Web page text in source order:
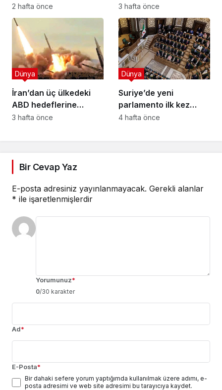
Kalkanı Kuruyor: Yeni
Savunma Paketinde
Neler Var?
2 hafta önce
Demokratik ve çoğulcu
Suriye vurgusu
3 hafta önce
İran’dan üç ülkedeki
ABD hedeflerine
misilleme: Yapay zeka
Dünya
3 hafta önce
Suriye’de yeni
parlamento ilk kez
toplandı; Kürtler ve
Dünya
4 hafta önce
Bir Cevap Yaz
E-posta adresiniz yayınlanmayacak. Gerekli alanlar
* ile işaretlenmişlerdir
Yorumunuz*
0/30 karakter
Ad*
E-Posta*
Bir dahaki sefere yorum yaptığımda kullanılmak üzere adımı, e-
posta adresimi ve web site adresimi bu tarayıcıya kaydet.